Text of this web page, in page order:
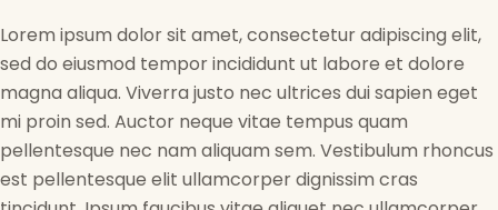
Lorem ipsum dolor sit amet, consectetur adipiscing elit,
sed do eiusmod tempor incididunt ut labore et dolore
magna aliqua. Viverra justo nec ultrices dui sapien eget
mi proin sed. Auctor neque vitae tempus quam
pellentesque nec nam aliquam sem. Vestibulum rhoncus
est pellentesque elit ullamcorper dignissim cras